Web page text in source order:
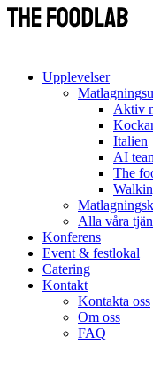
Upplevelser
Aktiv
Italien
AI
The
Alla våra
Konferens
Event & festlokal
Catering
Kontakt
Kontakta oss
Om oss
FAQ